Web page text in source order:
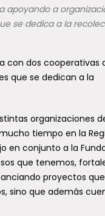
apoyando a
se dedica a la
con dos cooperativas
que se dedican a la
organizaciones
tiempo en la
en conjunto a la
que tenemos,
proyectos que
sino que además
de Agricultura
gira por cinco
del sistema
al sector agrícola
a varias regiones del